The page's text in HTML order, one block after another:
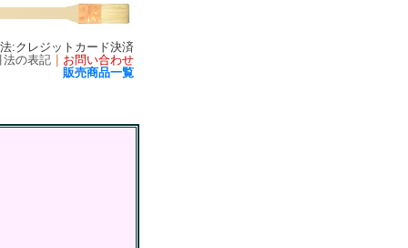
:クレジットカード決済
法の表記｜ お問い合わせ
販売商品一覧